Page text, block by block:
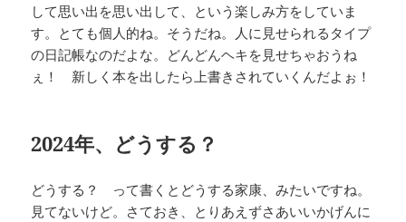
して思い出を思い出して、という楽しみ方をしていま
す。とても個人的ね。そうだね。人に見せられるタイプ
の日記帳なのだよな。どんどんヘキを見せちゃおうね
ぇ！ 新しく本を出したら上書きされていくんだよぉ！
2024年、どうする？
どうする？ って書くとどうする家康、みたいですね。
見てないけど。さておき、とりあえずさあいいかげんに